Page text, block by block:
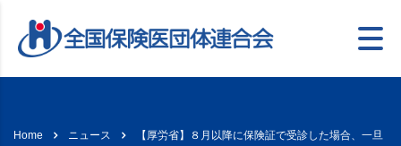
Home ニュース
【厚労省】８月以降に保険証で受診した場合、一旦